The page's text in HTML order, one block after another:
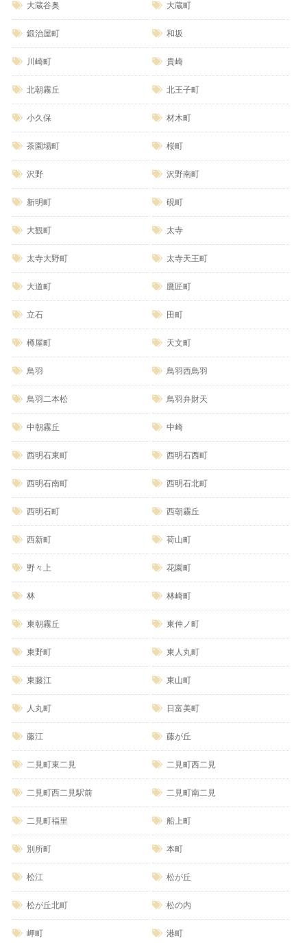
大蔵谷奥 大蔵町
鍛治屋町 和坂
川崎町 貴崎
北朝霧丘 北王子町
小久保 材木町
茶園場町 桜町
沢野 沢野南町
新明町 硯町
大観町 太寺
太寺大野町 太寺天王町
大道町 鷹匠町
立石 田町
樽屋町 天文町
鳥羽 鳥羽西鳥羽
鳥羽二本松 鳥羽弁財天
中朝霧丘 中崎
西明石東町 西明石西町
西明石南町 西明石北町
西明石町 西朝霧丘
西新町 荷山町
野々上 花園町
林 林崎町
東朝霧丘 東仲ノ町
東野町 東人丸町
東藤江 東山町
人丸町 日富美町
藤江 藤が丘
二見町東二見 二見町西二見
二見町西二見駅前 二見町南二見
二見町福里 船上町
別所町 本町
松江 松が丘
松が丘北町 松の内
岬町 港町